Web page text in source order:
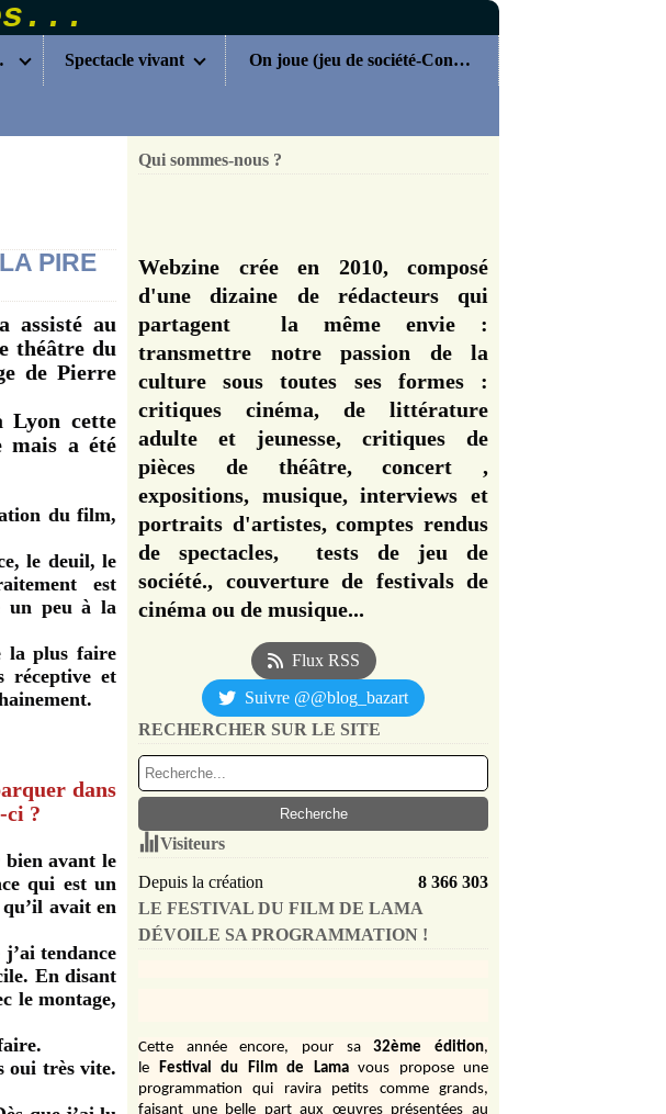
Spectacle vivant On joue (jeu de société-Concours)
PIRE
assisté au
théâtre du
de Pierre
Lyon cette
mais a été
du film,
le deuil, le
est
un peu à la
la plus faire
réceptive et
dans
ci ?
avant le
qui est un
avait en
tendance
En disant
le montage,
oui très vite.
Qui sommes-nous ?
Webzine crée en 2010, composé
d'une dizaine de rédacteurs qui
partagent la même envie :
transmettre notre passion de la
culture sous toutes ses formes :
critiques cinéma, de littérature
adulte et jeunesse, critiques de
pièces de théâtre, concert ,
expositions, musique, interviews et
portraits d'artistes, comptes rendus
de spectacles, tests de jeu de
société., couverture de festivals de
cinéma ou de musique...
Flux RSS
Suivre @@blog_bazart
RECHERCHER SUR LE SITE
Visiteurs
Depuis la création
8 366 303
LE FESTIVAL DU FILM DE LAMA
DÉVOILE SA PROGRAMMATION !
Cette année encore, pour sa 32ème édition,
le Festival du Film de Lama vous propose une
programmation qui ravira petits comme grands,
faisant une belle part aux œuvres présentées au